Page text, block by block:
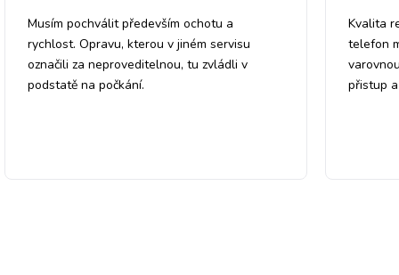
Musím pochválit především ochotu a
rychlost. Opravu, kterou v jiném servisu
označili za neproveditelnou, tu zvládli v
podstatě na počkání.
Kvalita
telefon
přistup